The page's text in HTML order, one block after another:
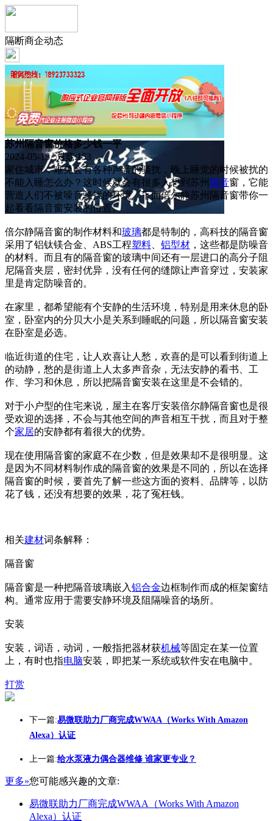
隔断商企动态
苏州隔音窗价格多少钱一平
2024-05-15 浏览:153
家住城市，难免会有各种声音的骚扰，晚上睡觉的时候被扰的
不能入睡怎么办？这时候就会有很多人想到苏州 隔音窗，它能
营造人们不被噪音骚扰的环境。下面倍尔静苏州隔音窗带你一
起看看隔音窗安装的位置。
倍尔静隔音窗的制作材料和玻璃都是特制的，高科技的隔音窗
采用了铝钛镁合金、ABS工程塑料 铝型材 ，这些都是防噪音
的材料。而且有的隔音窗的玻璃中间还有一层进口的高分子阻
尼隔音夹层，密封优异，没有任何的缝隙让声音穿过，安装家
里是肯定防噪音的。
在家里，都希望能有个安静的生活环境，特别是用来休息的卧
室，卧室内的分贝大小是关系到睡眠的问题，所以隔音窗安装
在卧室是必选。
临近街道的住宅，让人欢喜让人愁，欢喜的是可以看到街道上
的动静，愁的是街道上人太多声音杂，无法安静的看书、工
作、学习和休息，所以把隔音窗安装在这里是不会错的。
对于小户型的住宅来说，屋主在客厅安装倍尔静隔音窗也是很
受欢迎的选择，不会与其他空间的声音相互干扰，而且对于整
个家居的安静都有着很大的优势。
现在使用隔音窗的家庭不在少数，但是效果却不是很明显。这
是因为不同材料制作成的隔音窗的效果是不同的，所以在选择
隔音窗的时候，要首先了解一些这方面的资料、品牌等，以防
花了钱，还没有想要的效果，花了冤枉钱。
相关建材词条解释：
隔音窗
隔音窗是一种把隔音玻璃嵌入铝合金边框制作而成的框架窗结
构。通常应用于需要安静环境及阻隔噪音的场所。
安装
安装，词语，动词，一般指把器材获机械等固定在某一位置
上，有时也指电脑安装，即把某一系统或软件安在电脑中。
打赏
下一篇:易微联助力厂商完成WWAA（Works With Amazon
Alexa）认证
上一篇:给水泵液力偶合器维修 谁家更专业？
更多»您可能感兴趣的文章:
易微联助力厂商完成WWAA（Works With Amazon
Alexa）认证